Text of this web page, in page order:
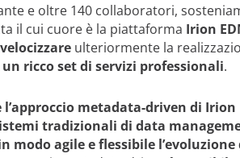
e oltre 140 collaboratori,
il cui cuore è la piattaforma Irion
ulteriormente la
un ricco set di servizi professionali.
metadata-driven di
tradizionali di data
modo agile e flessibile